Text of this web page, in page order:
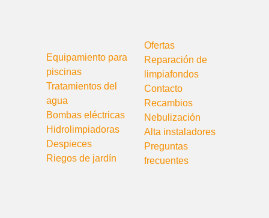
Equipamiento para
piscinas
Tratamientos del
agua
Bombas eléctricas
Hidrolimpiadoras
Despieces
Riegos de jardín
Ofertas
Reparación de
limpiafondos
Contacto
Recambios
Nebulización
Alta instaladores
Preguntas
frecuentes